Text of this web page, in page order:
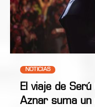
NOTICIAS
El viaje de
Aznar suma un